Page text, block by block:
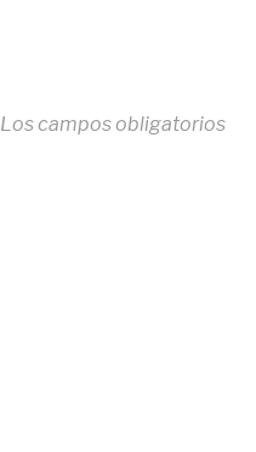
Los campos obligatorios